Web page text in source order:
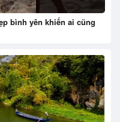
bình yên khiến ai cũng